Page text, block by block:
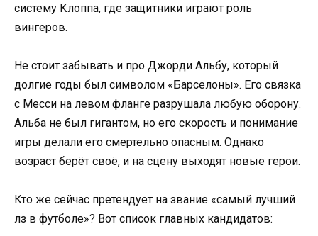
систему Клоппа, где защитники играют роль
вингеров.
Не стоит забывать и про Джорди Альбу, который
долгие годы был символом «Барселоны». Его связка
с Месси на левом фланге разрушала любую оборону.
Альба не был гигантом, но его скорость и понимание
игры делали его смертельно опасным. Однако
возраст берёт своё, и на сцену выходят новые герои.
Кто же сейчас претендует на звание «самый лучший
лз в футболе»? Вот список главных кандидатов: